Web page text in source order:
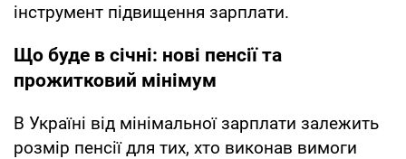
інструмент підвищення зарплати.
Що буде в січні: нові пенсії та
прожитковий мінімум
В Україні від мінімальної зарплати залежить
розмір пенсії для тих, хто виконав вимоги